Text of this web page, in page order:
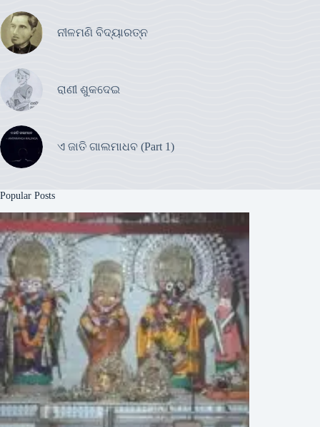
ନୀଳମଣି ବିଦ୍ୟାରତ୍ନ
ରାଣୀ ଶୁକଦେଇ
ଏ ଜାତି ଗାଲମାଧବ (Part 1)
Popular Posts